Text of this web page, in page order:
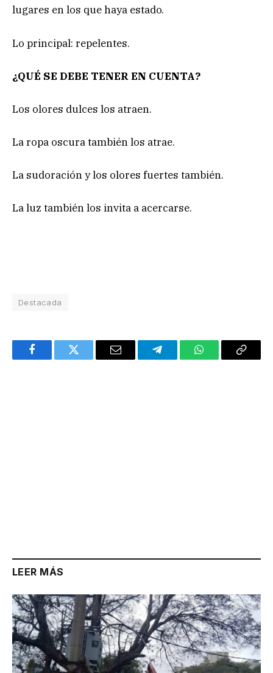
lugares en los que haya estado.
Lo principal: repelentes.
¿QUÉ SE DEBE TENER EN CUENTA?
Los olores dulces los atraen.
La ropa oscura también los atrae.
La sudoración y los olores fuertes también.
La luz también los invita a acercarse.
Destacada
FacebookTwitter Email TelegramWhatsAppCopy
LEER MÁS